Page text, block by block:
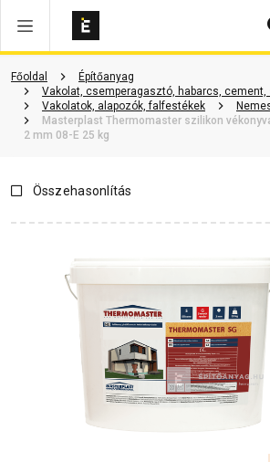
Főoldal
Építőanyag
Vakolat, csemperagasztó, habarcs, cement,
Vakolatok, alapozók, falfestékek
Masterplast Thermomaster szilikon
2 mm 08-E 25 kg
Vásárlói vélemények Kérdések és válaszok
Összehasonlítás